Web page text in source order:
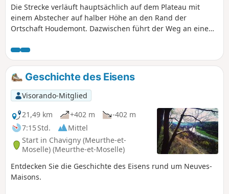
Die Strecke verläuft hauptsächlich auf dem Plateau mit
einem Abstecher auf halber Höhe an den Rand der
Ortschaft Houdemont. Dazwischen führt der Weg an einem
Blick auf Nancy, den Süden des Ballungsraums, das
Vermois und die Vogesen hat (bei klarem Wetter ist der
Donon zu sehen).
Geschichte des Eisens
Visorando-Mitglied
21,49 km
+402 m
-402 m
7:15 Std.
Mittel
Start in Chavigny (Meurthe-et-
Moselle) (Meurthe-et-Moselle)
Entdecken Sie die Geschichte des Eisens rund um Neuves-
Maisons.